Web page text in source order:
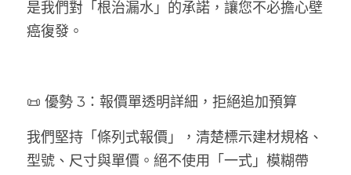
是我們對「根治漏水」的承諾，讓您不必擔心壁
癌復發。
📜 優勢 3：報價單透明詳細，拒絕追加預算
我們堅持「條列式報價」，清楚標示建材規格、
型號、尺寸與單價。絕不使用「一式」模糊帶